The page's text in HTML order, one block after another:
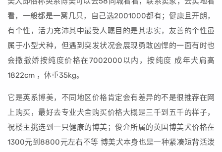
看，一般都是一窝几只，自己选2001000都有；健康且开朗，
有个性，活力充沛其中最受人瞩目的是其忠实，友善的个性虽
属于小型犬种，但遇到突发状况会展现勇敢凶悍的一面有时也
会撒撒娇按纯度价格在7002000以内，按纯度 成年犬肩高
1822cm ，体重35kg。
它是英系博美，不同地区价格肯定会有差异的不是很推荐在网
上购买，最好去专业犬舍购买价格大概是三千到五千的样子，
祝楼主挑选到一只健康的博美；俊介所属的英国博美犬价格在
1300元到8800元左右不等 博美犬本身也是一种紧凑短背活泼